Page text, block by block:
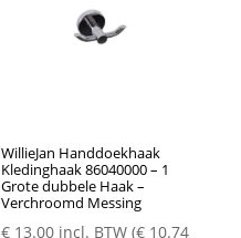
WillieJan Handdoekhaak
Kledinghaak 86040000 – 1
Grote dubbele Haak –
Verchroomd Messing
€ 13.00 incl. BTW (€ 10.74